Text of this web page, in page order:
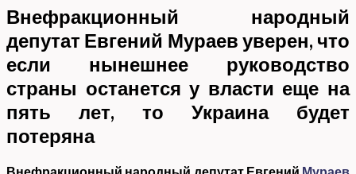
Внефракционный народный
депутат Евгений Мураев уверен, что
если нынешнее руководство
страны останется у власти еще на
пять лет, то Украина будет
потеряна